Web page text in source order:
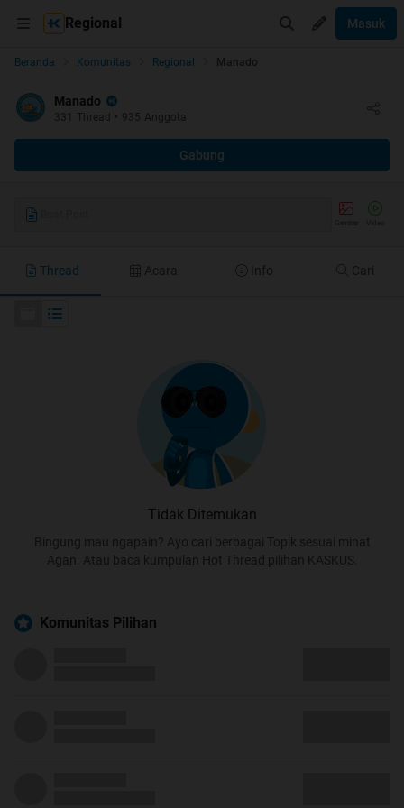
Regional Masuk
Beranda Komunitas Regional Manado
Manado
331 Thread • 935 Anggota
Gabung
Thread Acara Info Cari
Tidak Ditemukan
Bingung mau ngapain? Ayo cari berbagai Topik sesuai minat
Agan. Atau baca kumpulan Hot Thread pilihan KASKUS.
Komunitas Pilihan